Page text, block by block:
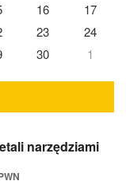
16
17
23
24
30 1
narzędziami